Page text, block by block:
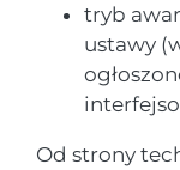
tryb
ustawy
Od strony